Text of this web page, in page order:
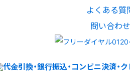
よくある質
問い合わせ